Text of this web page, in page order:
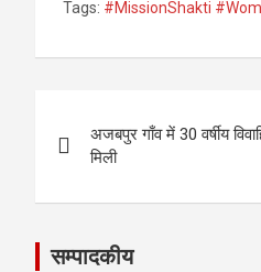
ce
b
o
k
ail
e
Tags: #MissionShakti
navigation
अजबपुर गाँव में 30 वर्षीय
मिली
सम्पादकीय